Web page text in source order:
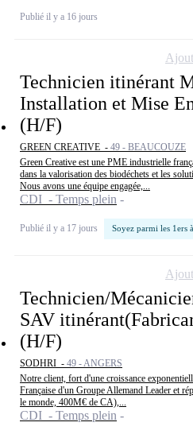
Publié il y a 16 jours
Technicien itinérant
Installation et Mise
(H/F)
GREEN CREATIVE - 49 - BEAUCOUZE
Green Creative est une PME industrielle
dans la valorisation des biodéchets et les
Nous avons une équipe engagée,...
CDI - Temps plein
Publié il y a 17 jours Soyez parmi les 1ers
Technicien/
SAV
(H/F)
SODHRI - 49 - ANGERS
Notre client, fort d'une croissance
Française d'un Groupe Allemand Leader et
le monde, 400M€ de CA),...
CDI - Temps plein